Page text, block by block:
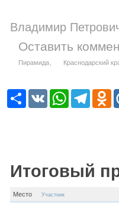
Владимир
Оставить
Пирамида Краснодарский
Р
V
K
W
T
O
s
n
Итоговый
Место Участник